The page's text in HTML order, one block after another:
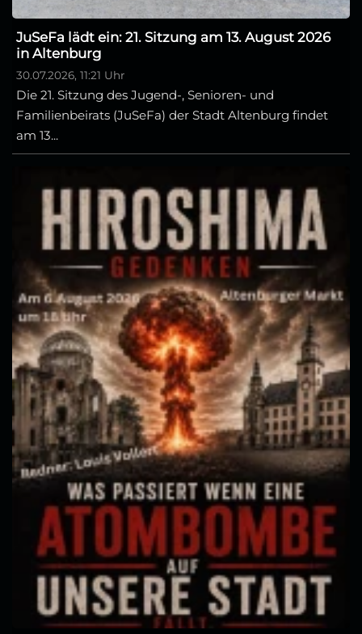
JuSeFa lädt ein: 21. Sitzung am 13. August 2026
in Altenburg
30.07.2026, 11:21 Uhr
Die 21. Sitzung des Jugend-, Senioren- und
Familienbeirats (JuSeFa) der Stadt Altenburg findet
am 13...